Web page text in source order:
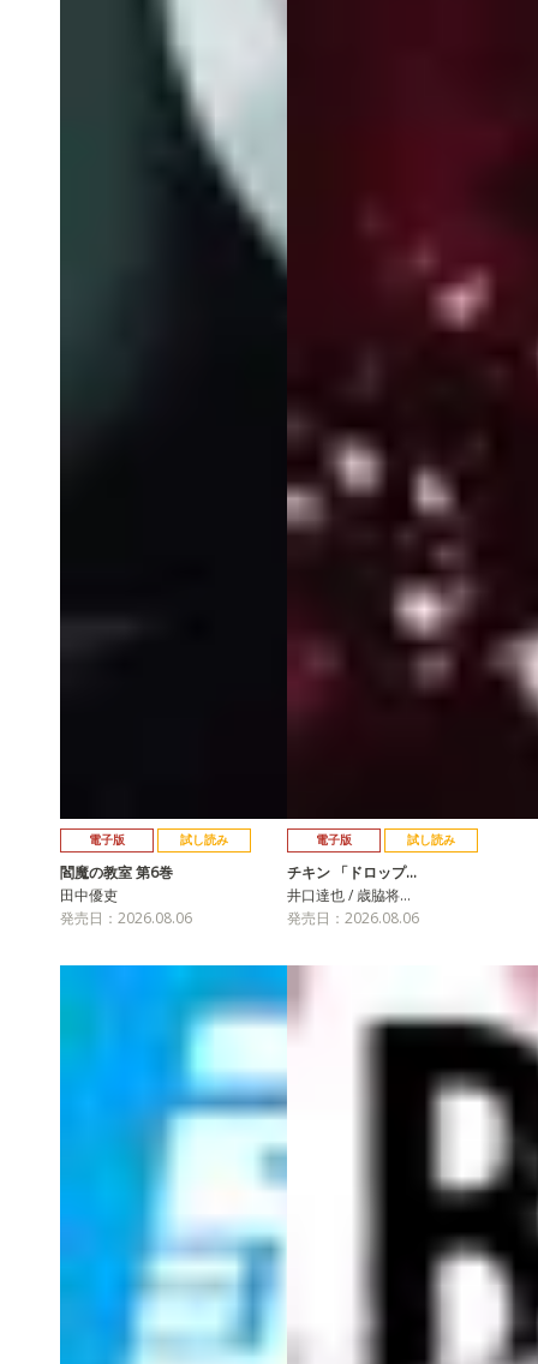
電子版 試し読み
閻魔の教室 第6巻
田中優吏
発売日：2026.08.06
電子版 試し読み
チキン 「ドロップ…
井口達也 / 歳脇将…
発売日：2026.08.06